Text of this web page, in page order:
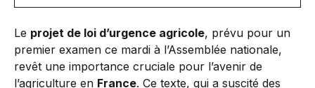
Le projet de loi d’urgence agricole, prévu pour un
premier examen ce mardi à l’Assemblée nationale,
revêt une importance cruciale pour l’avenir de
l’agriculture en France. Ce texte, qui a suscité des